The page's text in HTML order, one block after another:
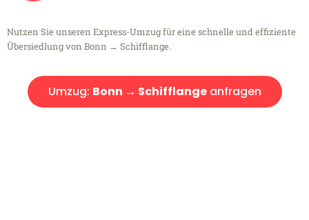
Nutzen Sie unseren Express-Umzug für eine schnelle und effiziente
Übersiedlung von Bonn → Schifflange.
Umzug: Bonn → Schifflangeanfragen